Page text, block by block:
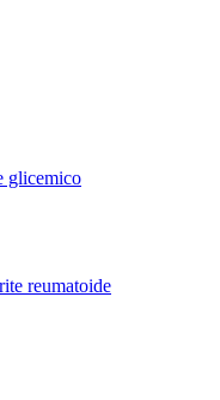
glicemico
reumatoide